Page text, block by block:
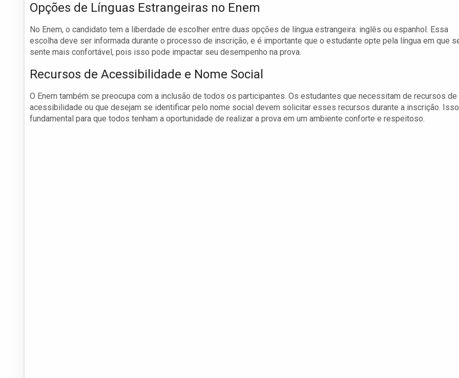
Opções de Línguas Estrangeiras no Enem
No Enem, o candidato tem a liberdade de escolher entre duas opções de língua estrangeira: inglês ou espanhol. Essa
escolha deve ser informada durante o processo de inscrição, e é importante que o estudante opte pela língua em que
sente mais confortável, pois isso pode impactar seu desempenho na prova.
Recursos de Acessibilidade e Nome Social
O Enem também se preocupa com a inclusão de todos os participantes. Os estudantes que necessitam de recursos de
acessibilidade ou que desejam se identificar pelo nome social devem solicitar esses recursos durante a inscrição.
fundamental para que todos tenham a oportunidade de realizar a prova em um ambiente conforte e respeitoso.